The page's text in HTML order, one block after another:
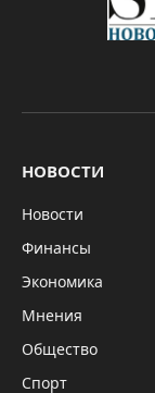
НОВОСТИ
Новости
Финансы
Экономика
Мнения
Общество
Спорт